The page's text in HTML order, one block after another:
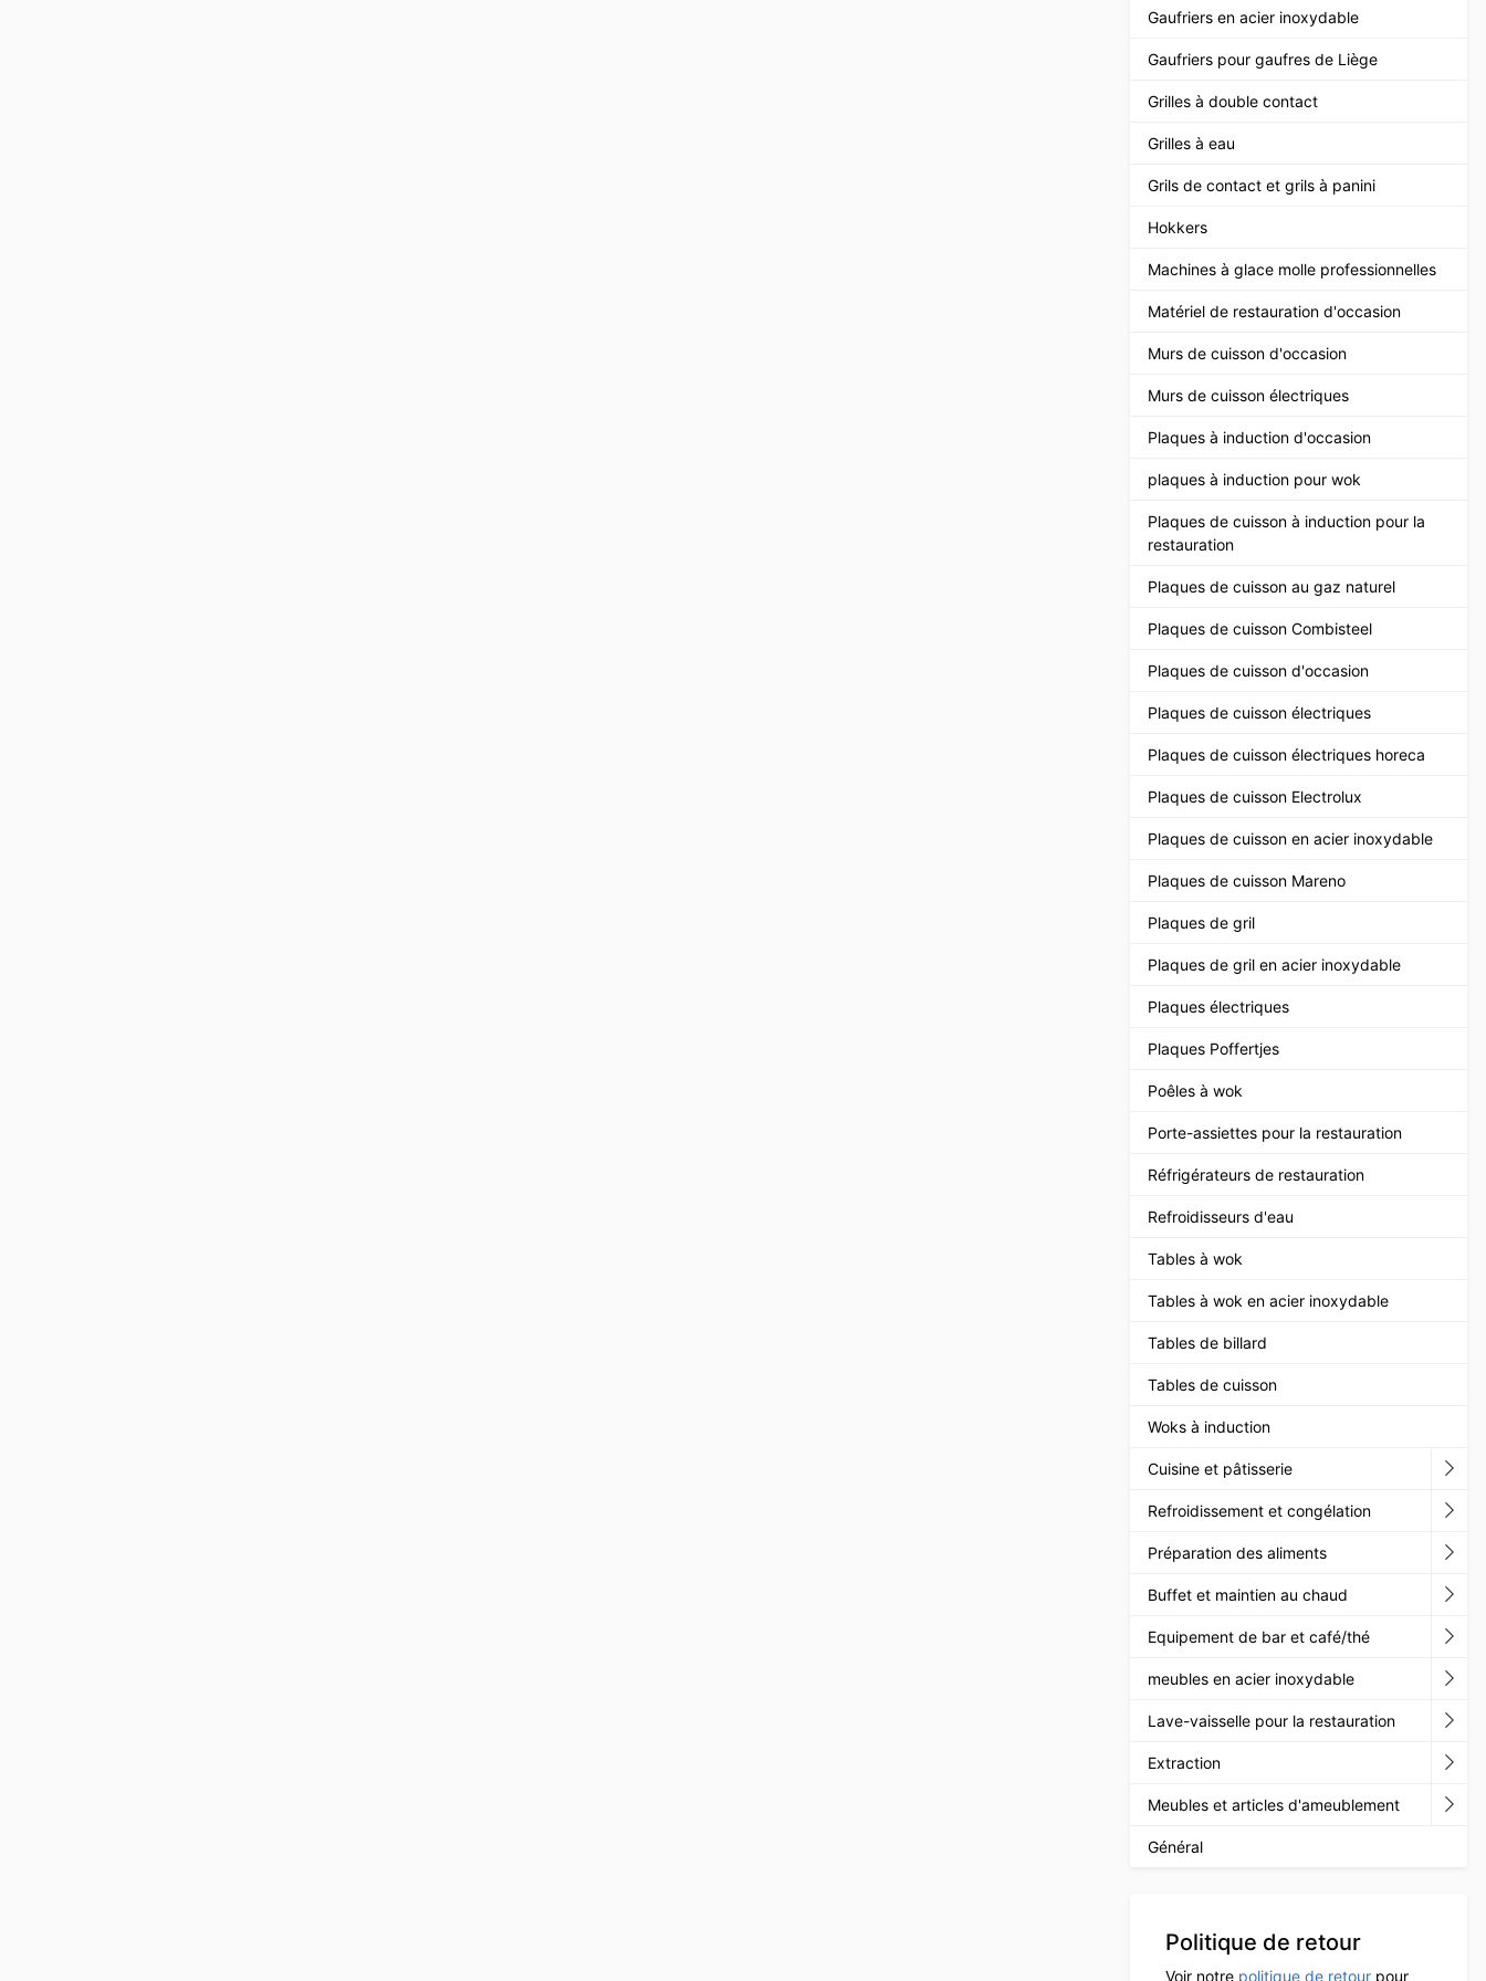
Gaufriers en acier inoxydable
Gaufriers pour gaufres de Liège
Grilles à double contact
Grilles à eau
Grils de contact et grils à panini
Hokkers
Machines à glace molle professionnelles
Matériel de restauration d'occasion
Murs de cuisson d'occasion
Murs de cuisson électriques
Plaques à induction d'occasion
plaques à induction pour wok
Plaques de cuisson à induction pour la
restauration
Plaques de cuisson au gaz naturel
Plaques de cuisson Combisteel
Plaques de cuisson d'occasion
Plaques de cuisson électriques
Plaques de cuisson électriques horeca
Plaques de cuisson Electrolux
Plaques de cuisson en acier inoxydable
Plaques de cuisson Mareno
Plaques de gril
Plaques de gril en acier inoxydable
Plaques électriques
Plaques Poffertjes
Poêles à wok
Porte-assiettes pour la restauration
Réfrigérateurs de restauration
Refroidisseurs d'eau
Tables à wok
Tables à wok en acier inoxydable
Tables de billard
Tables de cuisson
Woks à induction
Cuisine et pâtisserie
Refroidissement et congélation
Préparation des aliments
Buffet et maintien au chaud
Equipement de bar et café/thé
meubles en acier inoxydable
Lave-vaisselle pour la restauration
Extraction
Meubles et articles d'ameublement
Général
Politique de retour
Voir notre politique de retour pour